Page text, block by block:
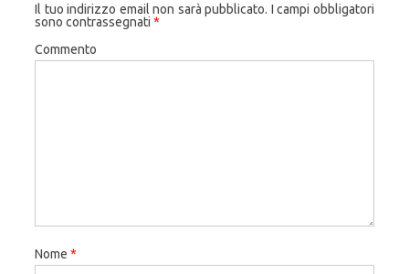
Il tuo indirizzo email non sarà pubblicato. I campi obbligatori
sono contrassegnati *
Commento
Nome *